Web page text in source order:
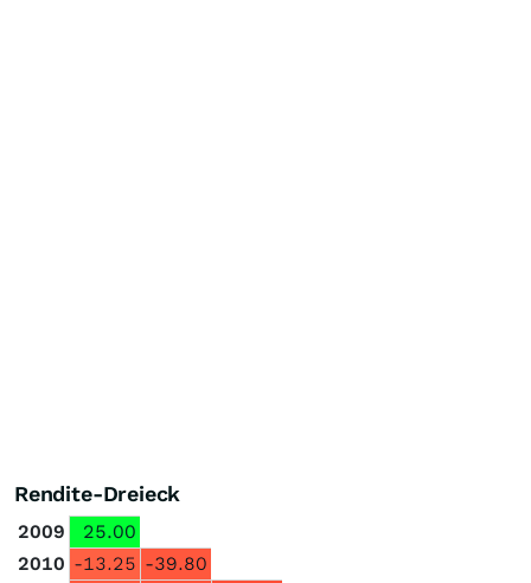
Rendite-Dreieck
2009
25.00
2010 -13.25 -39.80